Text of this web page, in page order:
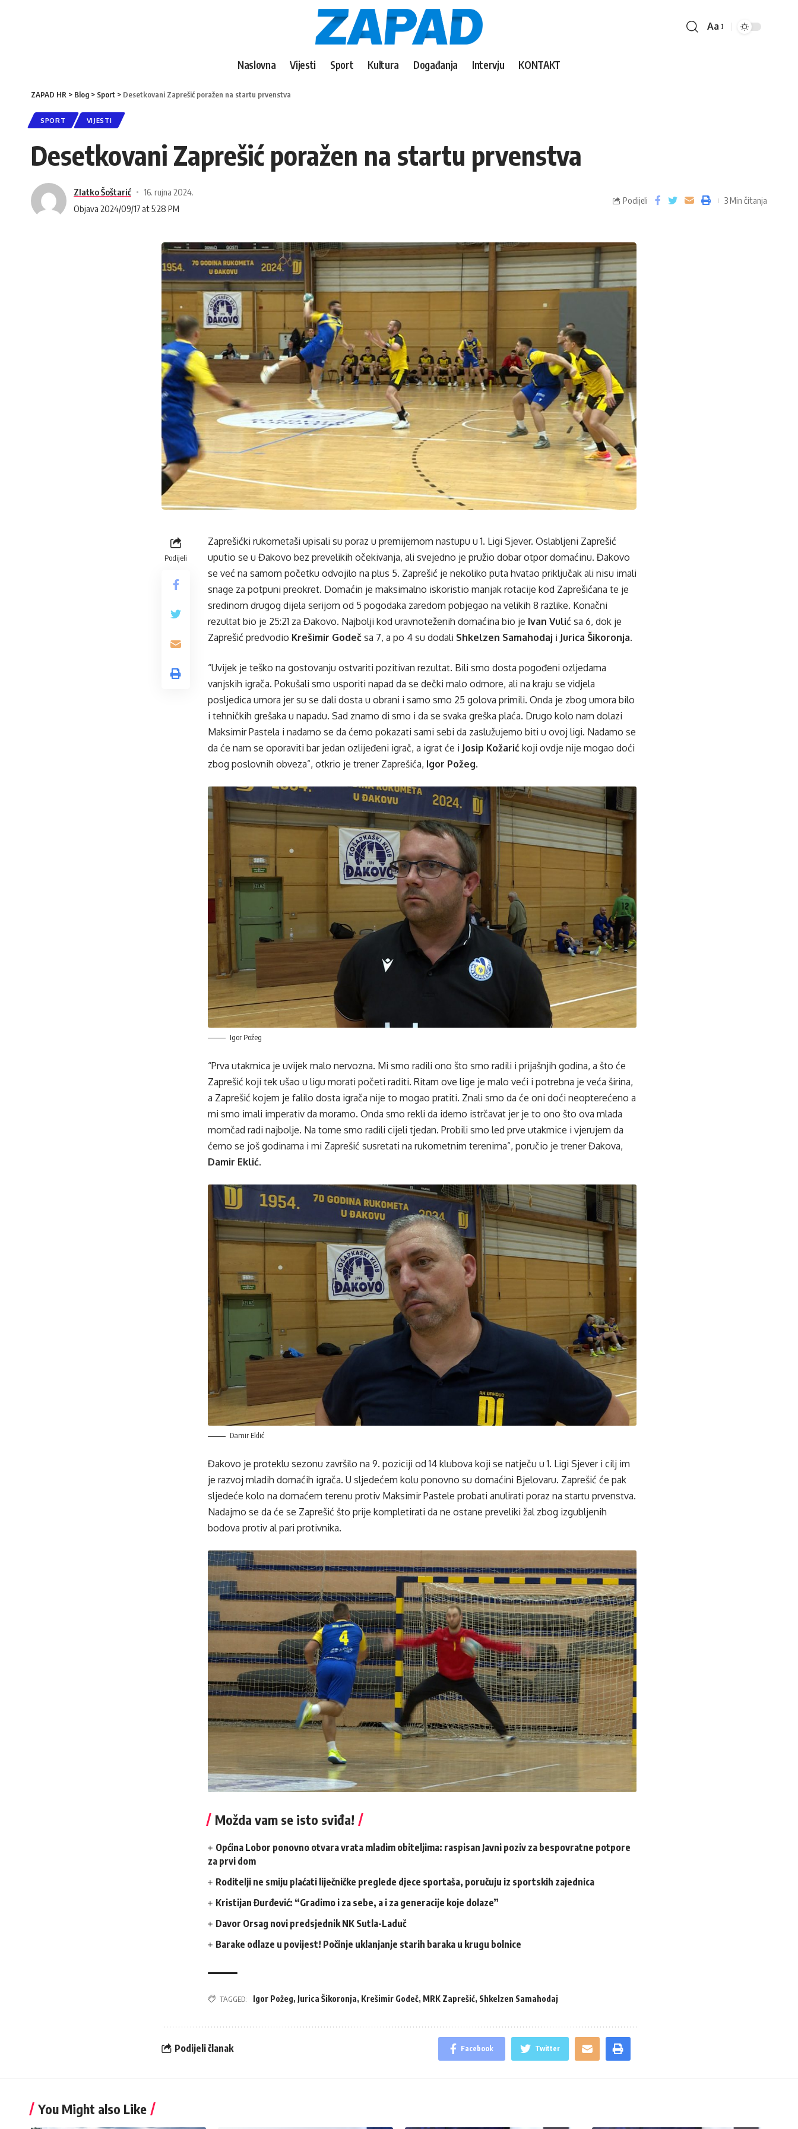
Aa
Naslovna Vijesti Sport Kultura Događanja Intervju KONTAKT
ZAPAD HR > Blog > Sport > Desetkovani Zaprešić poražen na startu prvenstva
SPORT VIJESTI
Desetkovani Zaprešić poražen na startu prvenstva
Zlatko Šoštarić
16. rujna 2024.
Objava 2024/09/17 at 5:28 PM
Podijeli 3 Min čitanja
Podijeli
Zaprešićki rukometaši upisali su poraz u premijernom nastupu u 1. Ligi Sjever. Oslabljeni Zaprešić
uputio se u Đakovo bez prevelikih očekivanja, ali svejedno je pružio dobar otpor domaćinu. Đakovo
se već na samom početku odvojilo na plus 5. Zaprešić je nekoliko puta hvatao priključak ali nisu imali
snage za potpuni preokret. Domaćin je maksimalno iskoristio manjak rotacije kod Zaprešićana te je
sredinom drugog dijela serijom od 5 pogodaka zaredom pobjegao na velikih 8 razlike. Konačni
rezultat bio je 25:21 za Đakovo. Najbolji kod uravnoteženih domaćina bio je Ivan Vulić sa 6, dok je
Zaprešić predvodio Krešimir Godeč sa 7, a po 4 su dodali Shkelzen Samahodaj i Jurica Šikoronja.
“Uvijek je teško na gostovanju ostvariti pozitivan rezultat. Bili smo dosta pogođeni ozljedama
vanjskih igrača. Pokušali smo usporiti napad da se dečki malo odmore, ali na kraju se vidjela
posljedica umora jer su se dali dosta u obrani i samo smo 25 golova primili. Onda je zbog umora bilo
i tehničkih grešaka u napadu. Sad znamo di smo i da se svaka greška plaća. Drugo kolo nam dolazi
Maksimir Pastela i nadamo se da ćemo pokazati sami sebi da zaslužujemo biti u ovoj ligi. Nadamo se
da će nam se oporaviti bar jedan ozlijeđeni igrač, a igrat će i Josip Kožarić koji ovdje nije mogao doći
zbog poslovnih obveza”, otkrio je trener Zaprešića, Igor Požeg.
Igor Požeg
“Prva utakmica je uvijek malo nervozna. Mi smo radili ono što smo radili i prijašnjih godina, a što će
Zaprešić koji tek ušao u ligu morati početi raditi. Ritam ove lige je malo veći i potrebna je veća širina,
a Zaprešić kojem je falilo dosta igrača nije to mogao pratiti. Znali smo da će oni doći neopterećeno a
mi smo imali imperativ da moramo. Onda smo rekli da idemo istrčavat jer je to ono što ova mlada
momčad radi najbolje. Na tome smo radili cijeli tjedan. Probili smo led prve utakmice i vjerujem da
ćemo se još godinama i mi Zaprešić susretati na rukometnim terenima”, poručio je trener Đakova,
Damir Eklić.
Damir Eklić
Đakovo je proteklu sezonu završilo na 9. poziciji od 14 klubova koji se natječu u 1. Ligi Sjever i cilj im
je razvoj mladih domaćih igrača. U sljedećem kolu ponovno su domaćini Bjelovaru. Zaprešić će pak
sljedeće kolo na domaćem terenu protiv Maksimir Pastele probati anulirati poraz na startu prvenstva.
Nadajmo se da će se Zaprešić što prije kompletirati da ne ostane preveliki žal zbog izgubljenih
bodova protiv al pari protivnika.
Možda vam se isto sviđa!
Općina Lobor ponovno otvara vrata mladim obiteljima: raspisan Javni poziv za bespovratne potpore
za prvi dom
Roditelji ne smiju plaćati liječničke preglede djece sportaša, poručuju iz sportskih zajednica
Kristijan Đurđević: “Gradimo i za sebe, a i za generacije koje dolaze”
Davor Orsag novi predsjednik NK Sutla-Laduč
Barake odlaze u povijest! Počinje uklanjanje starih baraka u krugu bolnice
TAGGED: Igor Požeg, Jurica Šikoronja, Krešimir Godeč, MRK Zaprešić, Shkelzen Samahodaj
Podijeli članak Facebook Twitter
You Might also Like